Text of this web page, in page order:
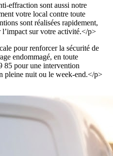
effraction sont aussi notre
votre local contre toute
sont réalisées rapidement,
sur votre activité.</p>
pour renforcer la sécurité de
endommagé, en toute
85 pour une intervention
pleine nuit ou le week-end.</p>